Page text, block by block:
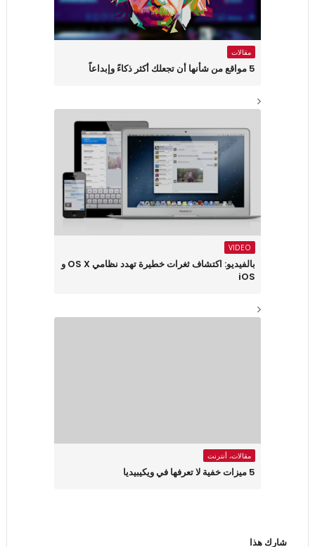
مقالات
5 مواقع من شأنها أن تجعلك أكثر ذكاءً وإبداعاً
VIDEO
بالفيديو: اكتشاف ثغرات خطيرة تهدد نظامي OS X و
iOS
مقالات، أنترنت
5 ميزات خفية لا تعرفها في ويكيبيديا
شارك هذا